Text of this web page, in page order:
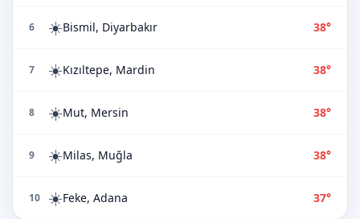
6 ☀️Bismil, Diyarbakır 38°
7 ☀️Kızıltepe, Mardin 38°
8 ☀️Mut, Mersin 38°
9 ☀️Milas, Muğla 38°
10 ☀️Feke, Adana 37°